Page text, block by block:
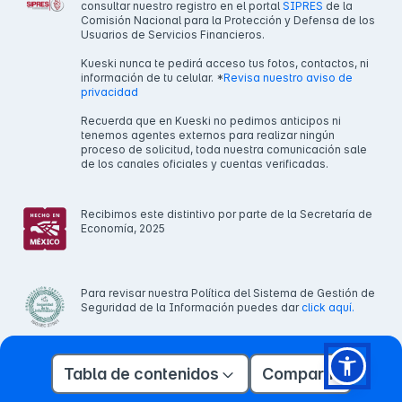
Tabla de contenidos Compartir
consultar nuestro registro en el portal SIPRES de la
Comisión Nacional para la Protección y Defensa de los
Usuarios de Servicios Financieros.
Kueski nunca te pedirá acceso tus fotos, contactos, ni
información de tu celular. *Revisa nuestro aviso de
privacidad
Recuerda que en Kueski no pedimos anticipos ni
tenemos agentes externos para realizar ningún
proceso de solicitud, toda nuestra comunicación sale
de los canales oficiales y cuentas verificadas.
Recibimos este distintivo por parte de la Secretaría de
Economía, 2025
Para revisar nuestra Política del Sistema de Gestión de
Seguridad de la Información puedes darclick aquí.